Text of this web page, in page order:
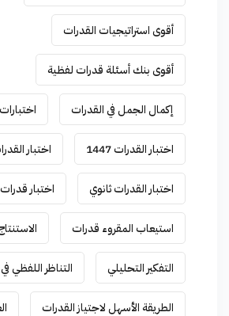
أقوى استراتيجيات القدرات
أقوى بنك أسئلة قدرات لفظية
إكمال الجمل في القدرات
اختبار القدرات 1447 اختبار
اختبار القدرات ثانوي اختبار
استيعاب المقروء قدرات
التفكير التحليلي التناظر اللفظي
الطريقة الأسهل لاجتياز القدرات